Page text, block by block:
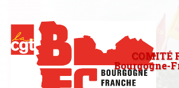
COMITÉ
Bourgogne-